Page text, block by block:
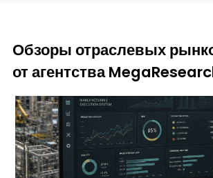
Обзоры отраслевых
от агентства